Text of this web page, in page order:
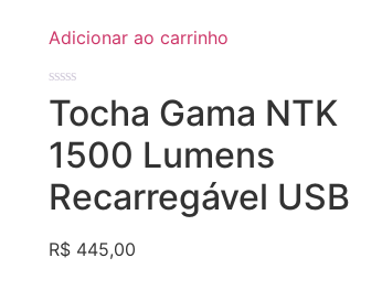
Adicionar ao carrinho
Avaliação
de
5
Tocha Gama NTK
1500 Lumens
Recarregável USB
R$ 445,00